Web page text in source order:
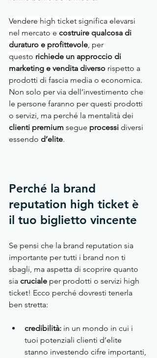
Vendere high ticket significa elevarsi
nel mercato e costruire qualcosa di
duraturo e profittevole, per
questo richiede un approccio di
marketing e vendita diverso rispetto a
prodotti di fascia media o economica.
Non solo per via dell’investimento che
le persone faranno per questi prodotti
o servizi, ma perché la mentalità dei
clienti premium segue processi diversi
essendo d’elite.
Perché la brand
reputation high ticket è
il tuo biglietto vincente
Se pensi che la brand reputation sia
importante per tutti i brand non ti
sbagli, ma aspetta di scoprire quanto
sia cruciale per prodotti o servizi high
ticket! Ecco perché dovresti tenerla
ben stretta:
credibilità: in un mondo in cui i
tuoi potenziali clienti d’elite
stanno investendo cifre importanti,